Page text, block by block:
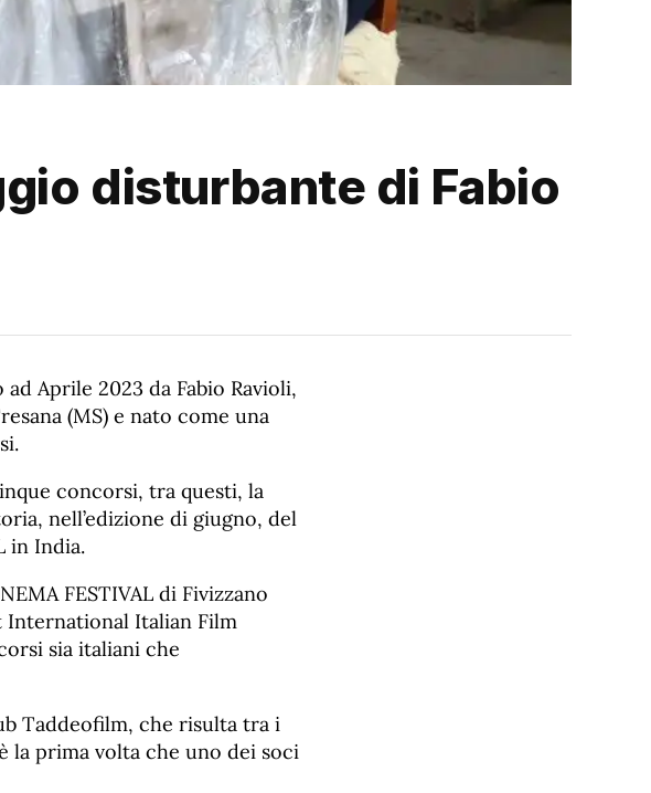
disturbante di Fabio
Aprile 2023 da Fabio Ravioli,
(MS) e nato come una
concorsi, tra questi, la
nell’edizione di giugno, del
in India.
FESTIVAL di Fivizzano
International Italian Film
sia italiani che
Taddeofilm, che risulta tra i
la prima volta che uno dei soci